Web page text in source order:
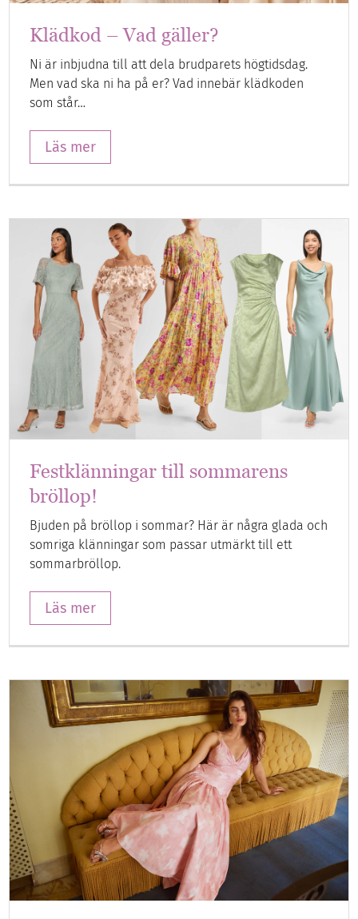
Klädkod – Vad gäller?
Ni är inbjudna till att dela brudparets högtidsdag.
Men vad ska ni ha på er? Vad innebär klädkoden
som står…
Läs mer
Festklänningar till sommarens
bröllop!
Bjuden på bröllop i sommar? Här är några glada och
somriga klänningar som passar utmärkt till ett
sommarbröllop.
Läs mer